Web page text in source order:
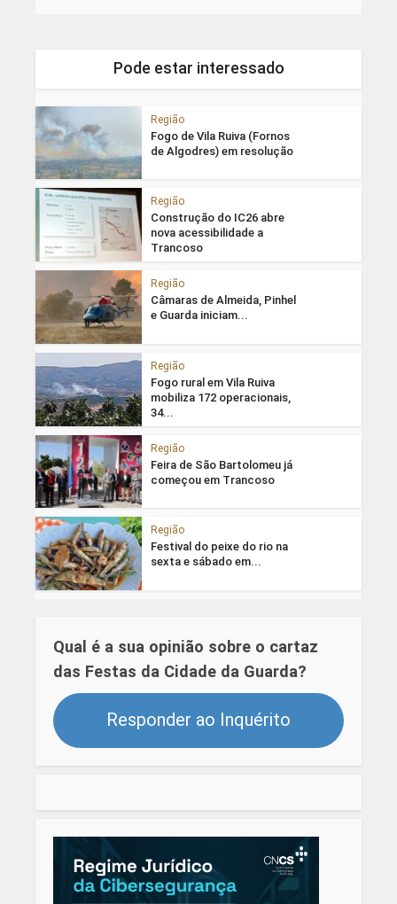
Pode estar interessado
Região
Fogo de Vila Ruiva (Fornos
de Algodres) em resolução
Região
Construção do IC26 abre
nova acessibilidade a
Trancoso
Região
Câmaras de Almeida, Pinhel
e Guarda iniciam...
Região
Fogo rural em Vila Ruiva
mobiliza 172 operacionais,
34...
Região
Feira de São Bartolomeu já
começou em Trancoso
Região
Festival do peixe do rio na
sexta e sábado em...
Qual é a sua opinião sobre o cartaz
das Festas da Cidade da Guarda?
Responder ao Inquérito